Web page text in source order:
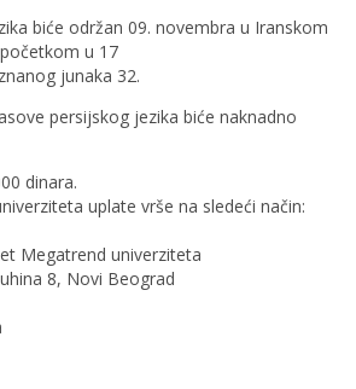
biće održan 09. novembra u Iranskom
u 17
junaka 32.
persijskog jezika biće naknadno
dinara.
uplate vrše na sledeći način:
Megatrend univerziteta
8, Novi Beograd